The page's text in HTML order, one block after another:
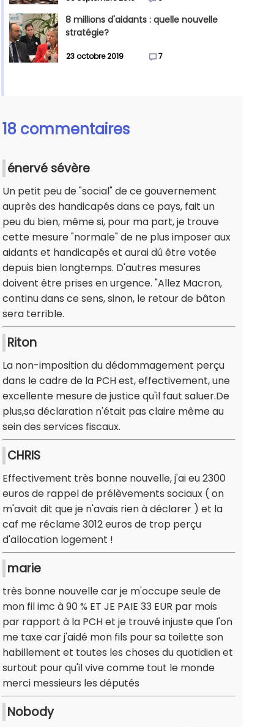
8 millions d'aidants : quelle nouvelle
stratégie?
23 octobre 2019 7
18 commentaires
énervé sévère
Un petit peu de "social" de ce gouvernement
auprès des handicapés dans ce pays, fait un
peu du bien, même si, pour ma part, je trouve
cette mesure "normale" de ne plus imposer aux
aidants et handicapés et aurai dû être votée
depuis bien longtemps. D'autres mesures
doivent être prises en urgence. "Allez Macron,
continu dans ce sens, sinon, le retour de bâton
sera terrible.
Riton
La non-imposition du dédommagement perçu
dans le cadre de la PCH est, effectivement, une
excellente mesure de justice qu'il faut saluer.De
plus,sa déclaration n'était pas claire même au
sein des services fiscaux.
CHRIS
Effectivement très bonne nouvelle, j'ai eu 2300
euros de rappel de prélèvements sociaux ( on
m'avait dit que je n'avais rien à déclarer ) et la
caf me réclame 3012 euros de trop perçu
d'allocation logement !
marie
très bonne nouvelle car je m'occupe seule de
mon fil imc à 90 % ET JE PAIE 33 EUR par mois
par rapport à la PCH et je trouvé injuste que l'on
me taxe car j'aidé mon fils pour sa toilette son
habillement et toutes les choses du quotidien et
surtout pour qu'il vive comme tout le monde
merci messieurs les députés
Nobody